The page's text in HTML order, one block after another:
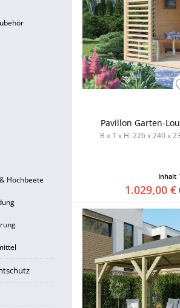
Hochbeete
Pavillon Garten-
B x T x H: 226 x 240 x
Inhalt
1.029,00 €